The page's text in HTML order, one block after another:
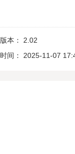
版本： 2.02
时间： 2025-11-07